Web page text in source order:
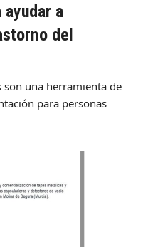
a
del
son una herramienta de
para personas